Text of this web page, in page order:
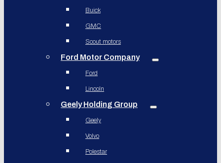
Buick
GMC
Scout motors
Ford Motor Company
Ford
Lincoln
Geely Holding Group
Geely
Volvo
Polestar